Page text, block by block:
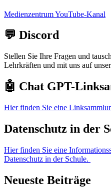
Medienzentrum YouTube-Kanal
💬 Discord
Stellen Sie Ihre Fragen und
Lehrkräften und mit uns auf
🤖 Chat GPT-
Hier finden Sie eine
Datenschutz in der
Hier finden Sie eine
Datenschutz in der Schule.
Neueste Beiträge